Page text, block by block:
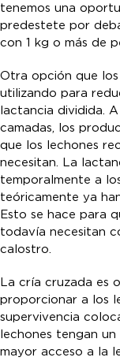
tenemos una
predestete por
con 1 kg o más de
Otra opción que
utilizando para
lactancia dividida.
camadas, los
que los lechones
necesitan. La
temporalmente a
teóricamente ya
Esto se hace para
todavía necesitan
calostro.
La cría cruzada es
proporcionar a los
supervivencia
lechones tengan
mayor acceso a la